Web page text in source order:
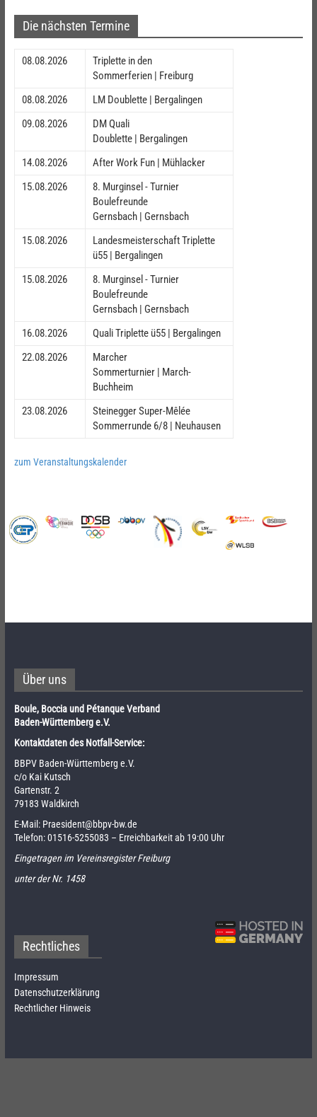
Die nächsten Termine
08.08.2026
Triplette in den
Sommerferien | Freiburg
08.08.2026
LM Doublette | Bergalingen
09.08.2026
DM Quali
Doublette | Bergalingen
14.08.2026
After Work Fun | Mühlacker
15.08.2026
8. Murginsel - Turnier
Boulefreunde
Gernsbach | Gernsbach
15.08.2026
Landesmeisterschaft Triplette
ü55 | Bergalingen
15.08.2026
8. Murginsel - Turnier
Boulefreunde
Gernsbach | Gernsbach
16.08.2026
Quali Triplette ü55 | Bergalingen
22.08.2026
Marcher
Sommerturnier | March-
Buchheim
23.08.2026
Steinegger Super-Mêlée
Sommerrunde 6/8 | Neuhausen
zum Veranstaltungskalender
Über uns
Boule, Boccia und Pétanque Verband
Baden-Württemberg e.V.
Kontaktdaten des Notfall-Service:
BBPV Baden-Württemberg e.V.
c/o Kai Kutsch
Gartenstr. 2
79183 Waldkirch
E-Mail: Praesident@bbpv-bw.de
Telefon:01516-5255083 – Erreichbarkeit ab 19:00 Uhr
Eingetragen im Vereinsregister Freiburg
unter der Nr. 1458
Rechtliches
Impressum
Datenschutzerklärung
Rechtlicher Hinweis